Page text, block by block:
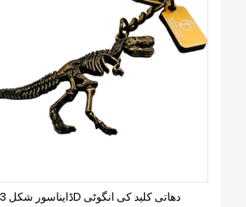
ڈایناسور شکل 3D دھاتی کلید کی انگوٹی